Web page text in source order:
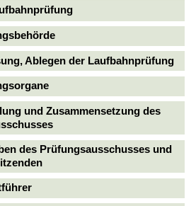
Ablegen der Laufbahnprüfung
und Zusammensetzung des
des Prüfungsausschusses und